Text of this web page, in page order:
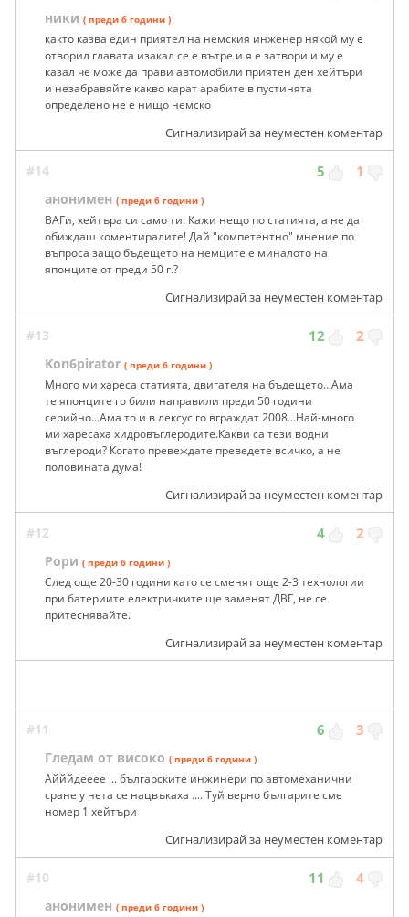
ники ( преди 6 години )
както казва един приятел на немския инженер някой му е
отворил главата изакал се е вътре и я е затвори и му е
казал че може да прави автомобили приятен ден хейтъри
и незабравяйте какво карат арабите в пустинята
определено не е нищо немско
Сигнализирай за неуместен коментар
#14 5 1
анонимен ( преди 6 години )
ВАГи, хейтъра си само ти! Кажи нещо по статията, а не да
обиждаш коментиралите! Дай "компетентно" мнение по
въпроса защо бъдещето на немците е миналото на
японците от преди 50 г.?
Сигнализирай за неуместен коментар
#13 12 2
Kon6pirator ( преди 6 години )
Много ми хареса статията, двигателя на бъдещето...Ама
те японците го били направили преди 50 години
серийно...Ама то и в лексус го вграждат 2008...Най-много
ми харесаха хидровъглеродите.Какви са тези водни
въглероди? Когато превеждате преведете всичко, а не
половината дума!
Сигнализирай за неуместен коментар
#12 4 2
Рори ( преди 6 години )
След още 20-30 години като се сменят още 2-3 технологии
при батериите електричките ще заменят ДВГ, не се
притеснявайте.
Сигнализирай за неуместен коментар
#11 6 3
Гледам от високо ( преди 6 години )
Айййдееее ... българските инжинери по автомеханични
сране у нета се нацвъкаха .... Туй верно българите сме
номер 1 хейтъри
Сигнализирай за неуместен коментар
#10 11 4
анонимен ( преди 6 години )